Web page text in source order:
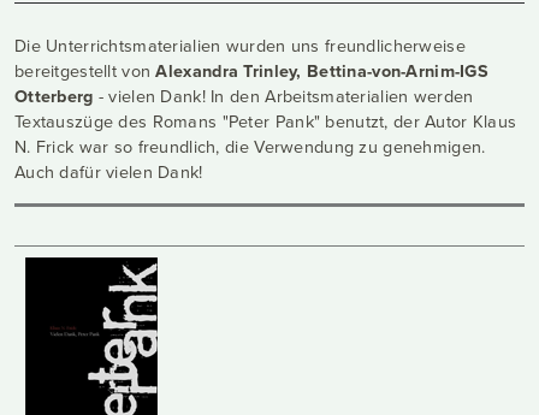
Die Unterrichtsmaterialien wurden uns freundlicherweise
bereitgestellt vonAlexandra Trinley, Bettina-von-Arnim-IGS
Otterberg - vielen Dank! In den Arbeitsmaterialien werden
Textauszüge des Romans "Peter Pank" benutzt, der Autor Klaus
N. Frick war so freundlich, die Verwendung zu genehmigen.
Auch dafür vielen Dank!